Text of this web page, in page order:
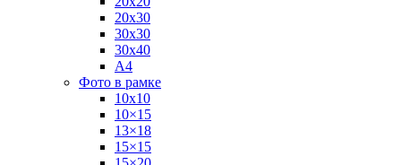
20х30
30х30
30х40
А4
Фото в рамке
10х10
10×15
13×18
15×15